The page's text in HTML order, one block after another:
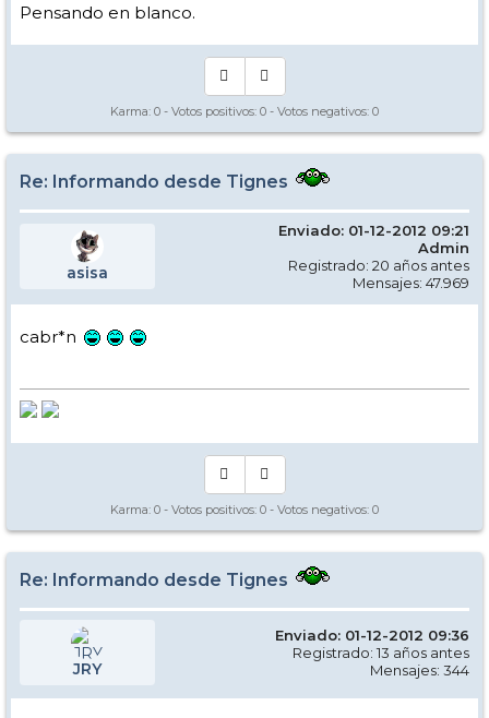
Pensando en blanco.
Karma: 0 - Votos positivos: 0 - Votos negativos: 0
Re: Informando desde Tignes
asisa
Enviado: 01-12-2012 09:21
Admin
Registrado: 20 años antes
Mensajes: 47.969
cabr*n
Karma: 0 - Votos positivos: 0 - Votos negativos: 0
Re: Informando desde Tignes
JRY
Enviado: 01-12-2012 09:36
Registrado: 13 años antes
Mensajes: 344